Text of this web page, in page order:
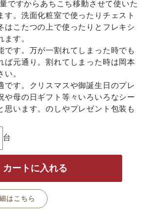
ですからあちこち移動させて使いた
す。洗面化粧室で使ったりチェスト
はこたつの上で使ったりとフレキシ
ます。
です。万が一割れてしまった時でも
ば元通り。割れてしまった時は岡本
い。
です。クリスマスや御誕生日のプレ
や母の日ギフト等々いろいろなシー
思います。のしやプレゼント包装も
台
はこちら